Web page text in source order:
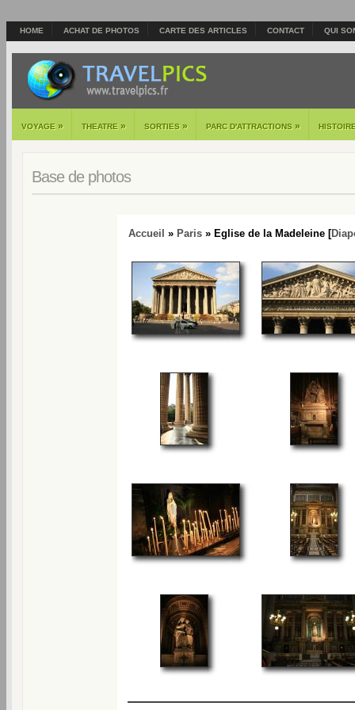
HOME ACHAT DE PHOTOS CARTE DES ARTICLES CONTACT QUI
VOYAGE » THEATRE » SORTIES » PARC D'ATTRACTIONS »
Base de photos
Accueil » Paris» Eglise de la Madeleine [